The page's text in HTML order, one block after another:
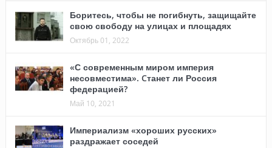
Боритесь, чтобы не погибнуть, защищайте
свою свободу на улицах и площадях
Октябрь 01, 2022
«С современным миром империя
несовместима». Cтанет ли Россия
федерацией?
Май 10, 2021
Империализм «хороших русских»
раздражает соседей